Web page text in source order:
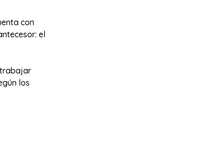
con
el
trabajar
los